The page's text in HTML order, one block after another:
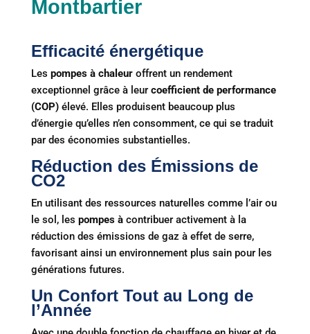
Montbartier
Efficacité énergétique
Les pompes à chaleuroffrent un rendement
exceptionnel grâce à leur coefficient de performance
(COP)élevé. Elles produisent beaucoup plus
d’énergie qu’elles n’en consomment, ce qui se traduit
par des économies substantielles.
Réduction des Émissions de
CO2
En utilisant des ressources naturelles comme l’air ou
le sol, les pompes àcontribuer activement à la
réduction des émissions de gaz à effet de serre,
favorisant ainsi un environnement plus sain pour les
générations futures.
Un Confort Tout au Long de
l’Année